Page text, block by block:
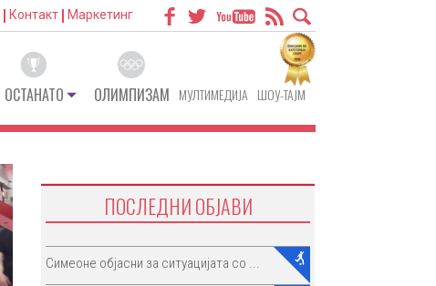
Контакт Маркетинг
ОСТАНАТО ОЛИМПИЗАМ МУЛТИМЕДИЈА ШОУ-ТАЈМ
ПОСЛЕДНИ ОБЈАВИ
Симеоне објасни за ситуацијата со ...